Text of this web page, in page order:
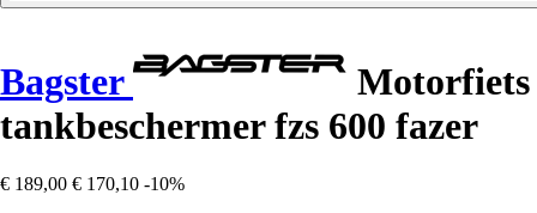
Bagster
Motorfiets
tankbeschermer fzs 600 fazer
€ 189,00 € 170,10 -10%